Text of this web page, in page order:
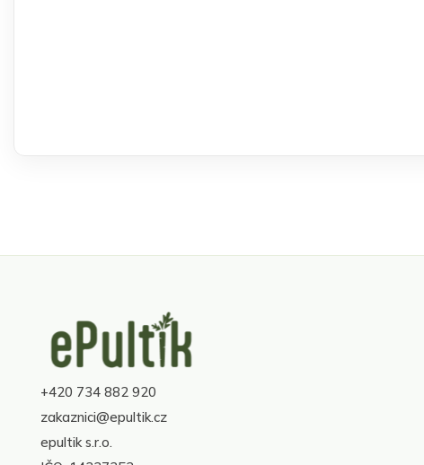
+420 734 882 920
zakaznici@epultik.cz
epultik s.r.o.